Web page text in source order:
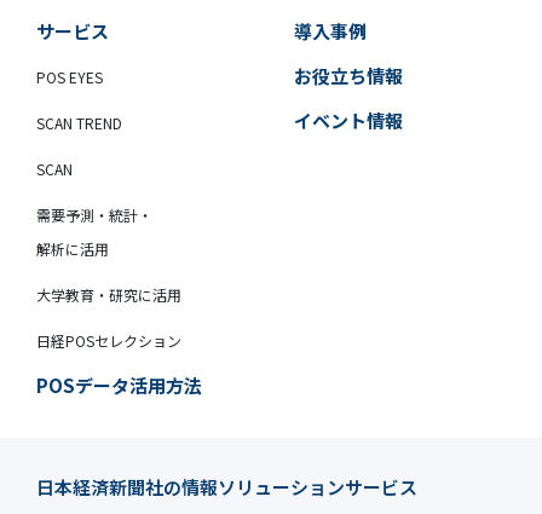
サービス
POS EYES
SCAN TREND
SCAN
需要予測・統計・
解析に活用
大学教育・研究に活用
日経POSセレクション
POSデータ活用方法
導入事例
お役立ち情報
イベント情報
日本経済新聞社の情報ソリューションサービス